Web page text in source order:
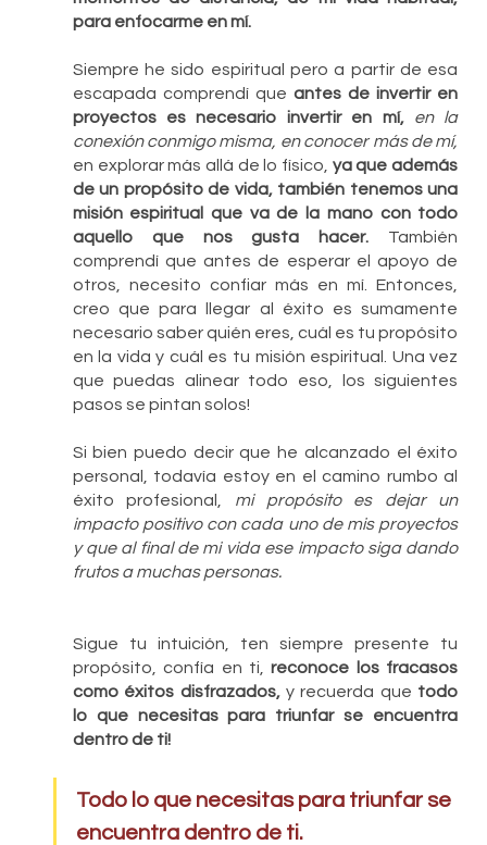
para enfocarme en mí.
Siempre he sido espiritual pero a partir de esa
escapada comprendí que antes de invertir en
proyectos es necesario invertir en mí,
en la
en explorar más allá de lo físico, ya que además
de un propósito de vida, también tenemos una
misión espiritual que va de la mano con todo
aquello que nos gusta hacer. También
comprendí que antes de esperar el apoyo de
otros, necesito confiar más en mí. Entonces,
creo que para llegar al éxito es sumamente
necesario saber quién eres, cuál es tu propósito
en la vida y cuál es tu misión espiritual. Una vez
que puedas alinear todo eso, los siguientes
pasos se pintan solos!
Si bien puedo decir que he alcanzado el éxito
personal, todavía estoy en el camino rumbo al
éxito profesional, mi propósito es dejar un
impacto positivo con cada uno de mis proyectos
y que al final de mi vida ese impacto siga dando
frutos a muchas personas.
Sigue tu intuición, ten siempre presente tu
propósito, confía en ti, reconoce los fracasos
como éxitos disfrazados, y recuerda que todo
lo que necesitas para triunfar se encuentra
dentro de ti!
Todo lo que necesitas para triunfar se
encuentra dentro de ti.